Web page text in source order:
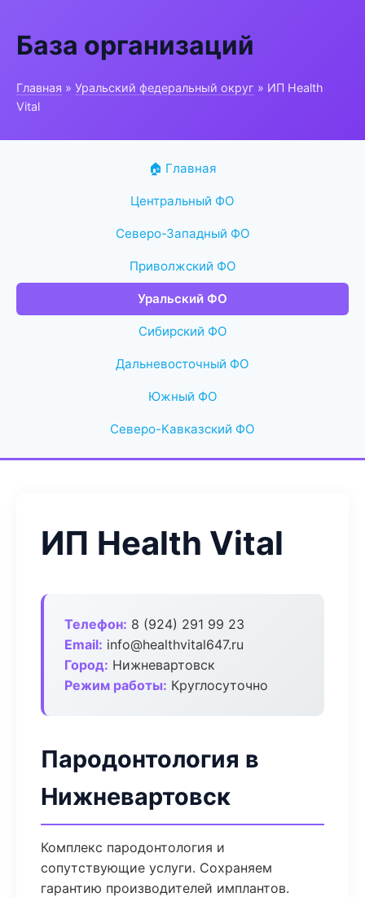
База организаций
Главная » Уральский федеральный округ » ИП Health
Vital
🏠 Главная
Центральный ФО
Северо-Западный ФО
Приволжский ФО
Уральский ФО
Сибирский ФО
Дальневосточный ФО
Южный ФО
Северо-Кавказский ФО
ИП Health Vital
Телефон: 8 (924) 291 99 23
Email: info@healthvital647.ru
Город: Нижневартовск
Режим работы: Круглосуточно
Пародонтология в
Нижневартовск
Комплекс пародонтология и
сопутствующие услуги. Сохраняем
гарантию производителей имплантов.